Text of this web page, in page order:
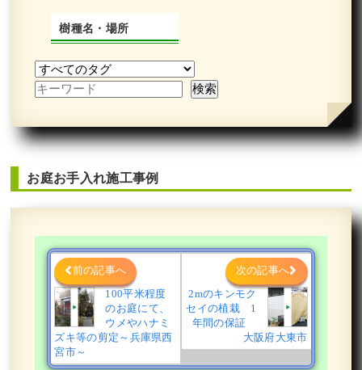
樹種名・場所
お庭お手入れ施工事例
前の記事へ
100平米程度
のお庭にて、
ウメやハナミ
ズキ等の剪定～兵庫県西
宮市～
次の記事へ
2mのキンモク
セイの植栽 1
年間の保証
大阪府大東市